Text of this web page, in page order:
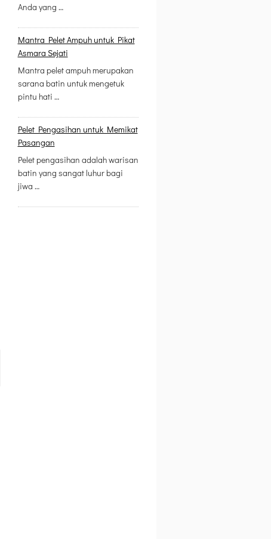
Anda yang …
Mantra Pelet Ampuh untuk Pikat
Asmara Sejati
Mantra pelet ampuh merupakan
sarana batin untuk mengetuk
pintu hati …
Pelet Pengasihan untuk Memikat
Pasangan
Pelet pengasihan adalah warisan
batin yang sangat luhur bagi
jiwa …